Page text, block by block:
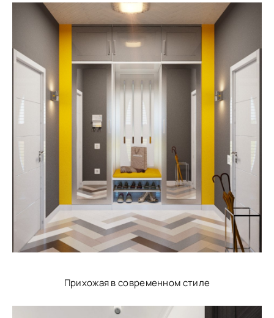
Прихожая в современном стиле